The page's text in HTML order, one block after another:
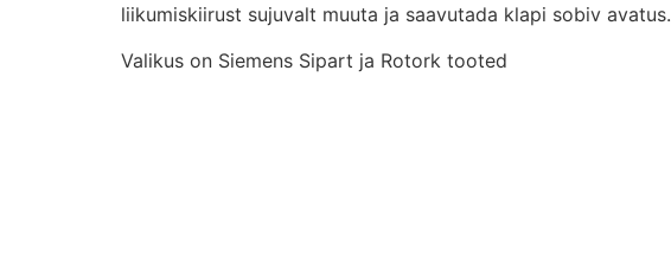
liikumiskiirust sujuvalt muuta ja saavutada klapi sobiv avatus.
Valikus on Siemens Sipart ja Rotork tooted